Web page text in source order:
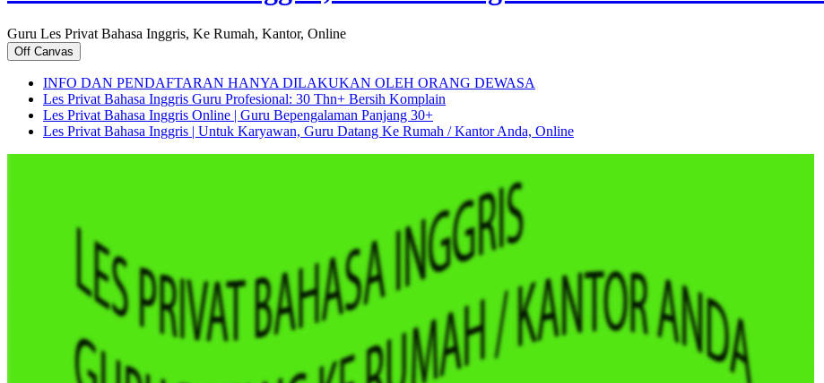
Guru Les Privat Bahasa Inggris, Ke Rumah, Kantor, Online
Off Canvas
INFO DAN PENDAFTARAN HANYA DILAKUKAN OLEH ORANG DEWASA
Les Privat Bahasa Inggris Guru Profesional: 30 Thn+ Bersih Komplain
Les Privat Bahasa Inggris Online | Guru Bepengalaman Panjang 30+
Les Privat Bahasa Inggris | Untuk Karyawan, Guru Datang Ke Rumah / Kantor Anda, Online